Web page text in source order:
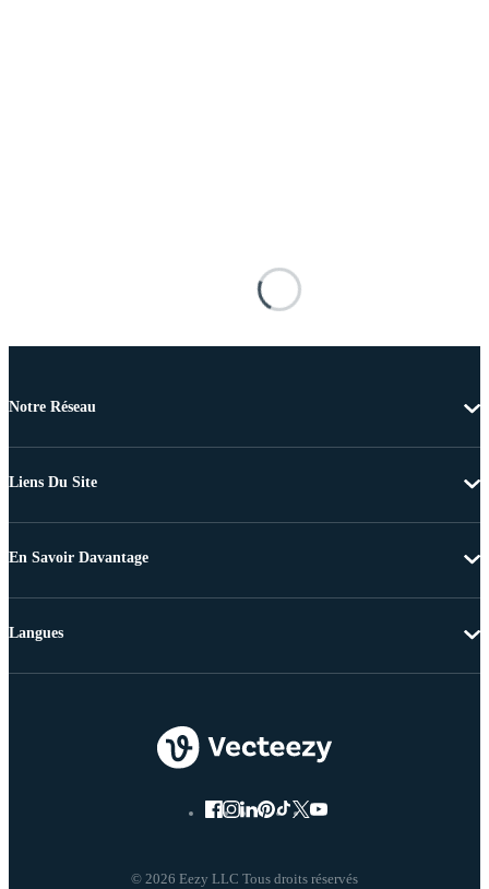
Notre Réseau
Liens Du Site
En Savoir Davantage
© 2026 Eezy LLC Tous droits réservés
Langues